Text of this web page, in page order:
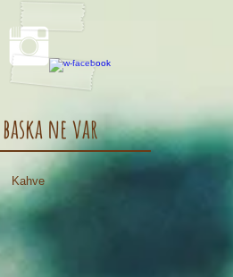
baska ne var
Kahve